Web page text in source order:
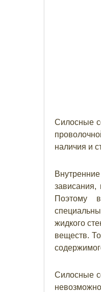
Силосные
наличия и
зависания,
Поэтому
жидкого
веществ.
Силосные